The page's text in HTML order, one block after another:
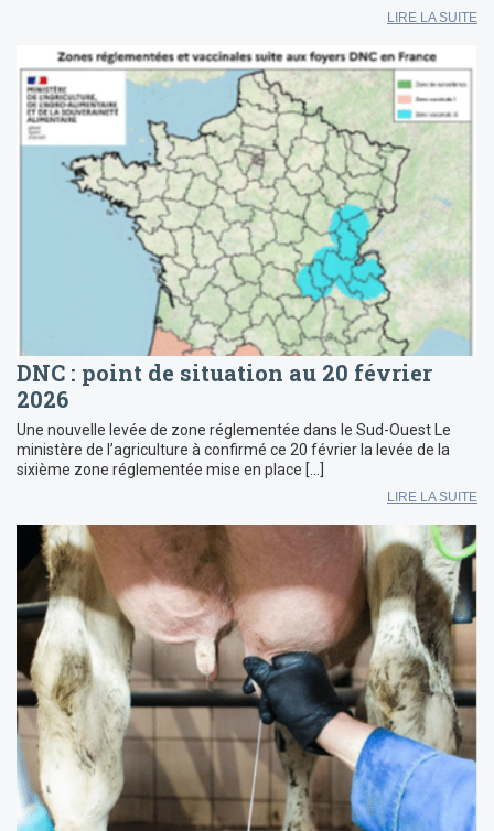
LIRE LA SUITE
DNC : point de situation au 20 février
2026
Une nouvelle levée de zone réglementée dans le Sud-Ouest Le
ministère de l’agriculture à confirmé ce 20 février la levée de la
sixième zone réglementée mise en place […]
LIRE LA SUITE